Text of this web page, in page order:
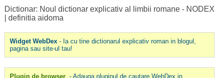
Dictionar: Noul dictionar explicativ al limbii romane - NODEX
definitia aidoma
Widget WebDex- Ia cu tine dictionarul explicativ roman in blogul,
pagina sau site-ul tau!
Plugin de browser - Adauga pluginul de cautare WebDex in